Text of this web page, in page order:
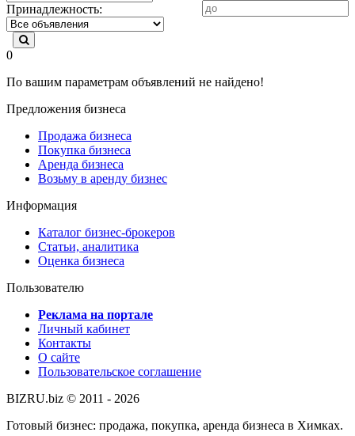
Принадлежность:
0
По вашим параметрам объявлений не найдено!
Предложения бизнеса
Продажа бизнеса
Покупка бизнеса
Аренда бизнеса
Возьму в аренду бизнес
Информация
Каталог бизнес-брокеров
Статьи, аналитика
Оценка бизнеса
Пользователю
Реклама на портале
Личный кабинет
Контакты
О сайте
Пользовательское соглашение
BIZRU.biz © 2011 - 2026
Готовый бизнес: продажа, покупка, аренда бизнеса в Химках.